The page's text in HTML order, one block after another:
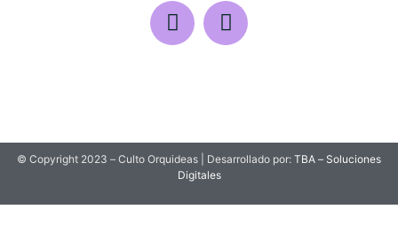
© Copyright 2023 – Culto Orquideas | Desarrollado por: TBA – Soluciones
Digitales